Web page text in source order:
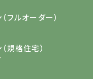
フルオーダー）
規格住宅）